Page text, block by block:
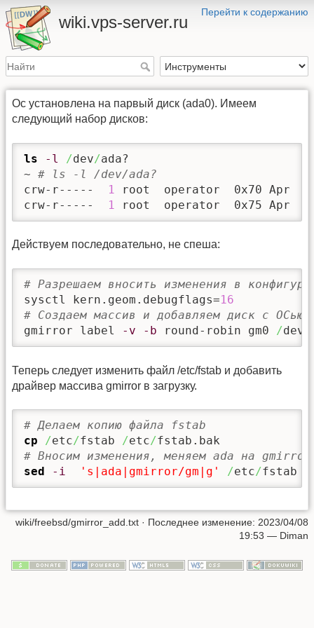
Перейти к содержанию
wiki.vps-server.ru
Ос установлена на парвый диск (ada0). Имеем
следующий набор дисков:
ls -l /dev/ada?
~ # ls -l /dev/ada?
crw-r-----
1 root  operator  0x70 Apr
crw-r-----
1 root  operator  0x75 Apr
Действуем последовательно, не спеша:
# Разрешаем вносить изменения в
sysctl kern.geom.debugflags=16
# Создаем массив и добавляем диск с ОСью
gmirror label
-v -b round-robin gm0 /dev
Теперь следует изменить файл /etc/fstab и добавить
драйвер массива gmirror в загрузку.
# Делаем копию файла fstab
cp
/etc/fstab /etc/
# Вносим изменения, меняем ada на
sed
-i 's|ada|gmirror/gm|g' /etc/fstab
wiki/freebsd/gmirror_add.txt · Последнее изменение: 2023/04/08
19:53 — Diman